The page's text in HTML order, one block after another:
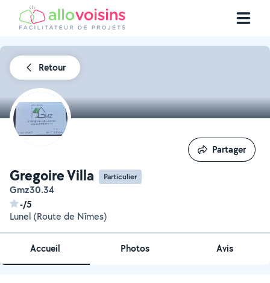
Retour
Gregoire Villa Particulier
Gmz30.34
-/5
Lunel (Route de Nîmes)
Partager
Partager
Accueil Photos Avis